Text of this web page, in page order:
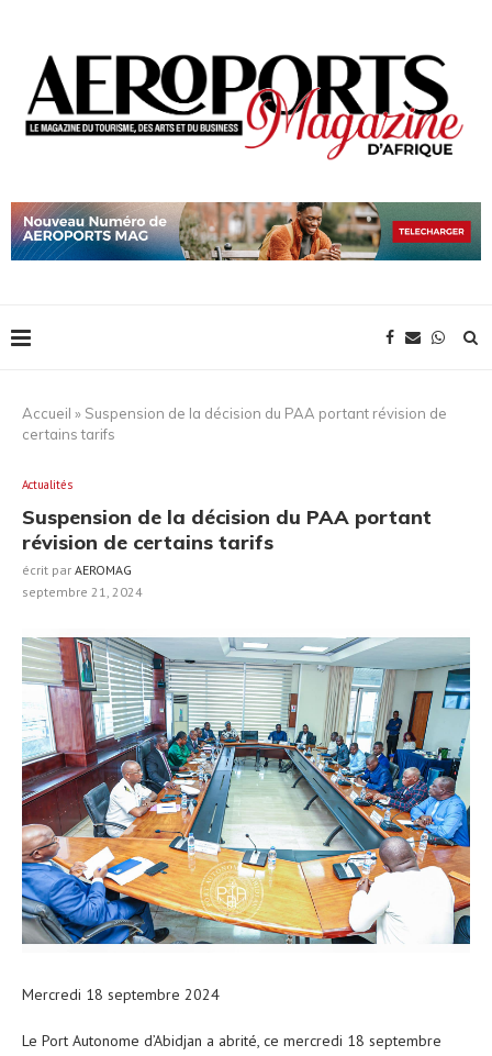
Accueil » Suspension de la décision du PAA portant révision de
certains tarifs
Actualités
Suspension de la décision du PAA portant
révision de certains tarifs
écrit par AEROMAG
septembre 21, 2024
Mercredi 18 septembre 2024
Le Port Autonome d’Abidjan a abrité, ce mercredi 18 septembre